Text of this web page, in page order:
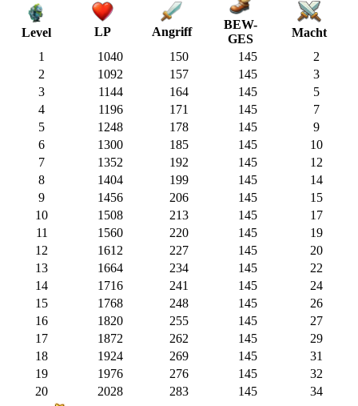
Level LP Angriff
BEW-
GES
Macht
1
1040 150 145
2
2
1092 157 145
3
3
1144 164 145
5
4
1196 171 145
7
5
1248 178 145
9
6
1300 185 145
10
7
1352 192 145
12
8
1404 199 145
14
9
1456 206 145
15
10
1508 213 145
17
11
1560 220 145
19
12
1612 227 145
20
13
1664 234 145
22
14
1716 241 145
24
15
1768 248 145
26
16
1820 255 145
27
17
1872 262 145
29
18
1924 269 145
31
19
1976 276 145
32
20
2028 283 145
34